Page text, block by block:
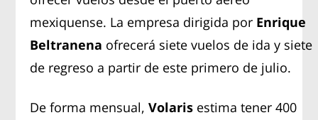
mexiquense. La empresa dirigida por Enrique
Beltranena ofrecerá siete vuelos de ida y siete
de regreso a partir de este primero de julio.
De forma mensual, Volaris estima tener 400